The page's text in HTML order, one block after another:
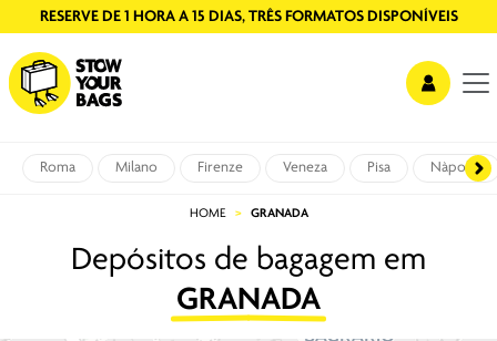
RESERVE DE 1 HORA A 15 DIAS, TRÊS FORMATOS DISPONÍVEIS
Roma Milano Firenze Veneza Pisa Nàpoles
HOME GRANADA
Depósitos de bagagem em
GRANADA